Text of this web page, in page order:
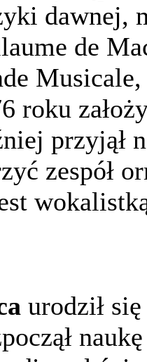
dawnej,
de
roku
przyjął
zespół
urodził